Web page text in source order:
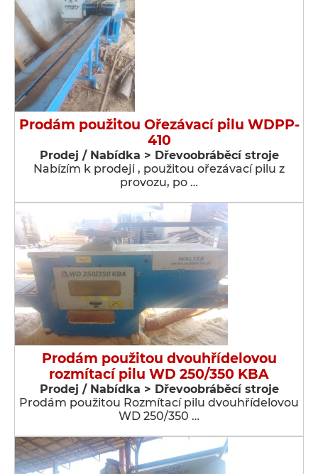
Prodám použitou Ořezávací pilu WDPP-
410
Prodej / Nabídka > Dřevoobráběcí stroje
Nabízím k prodeji , použitou ořezávací pilu z
provozu, po …
Prodám použitou dvouhřídelovou
rozmítací pilu WD 250/350 KBA
Prodej / Nabídka > Dřevoobráběcí stroje
Prodám použitou Rozmítací pilu dvouhřídelovou
WD 250/350 …